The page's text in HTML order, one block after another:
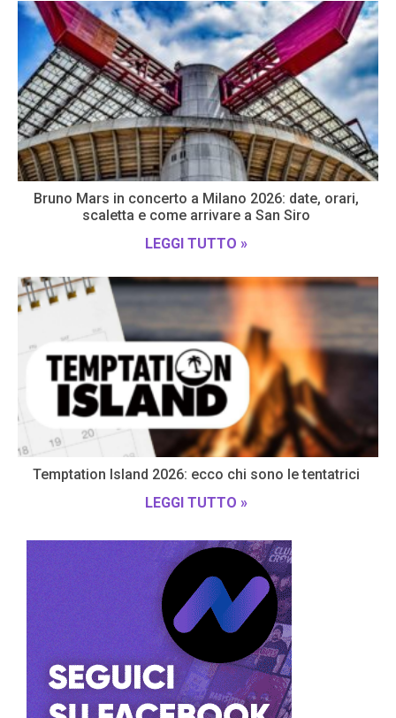
Bruno Mars in concerto a Milano 2026: date, orari,
scaletta e come arrivare a San Siro
LEGGI TUTTO »
Temptation Island 2026: ecco chi sono le tentatrici
LEGGI TUTTO »